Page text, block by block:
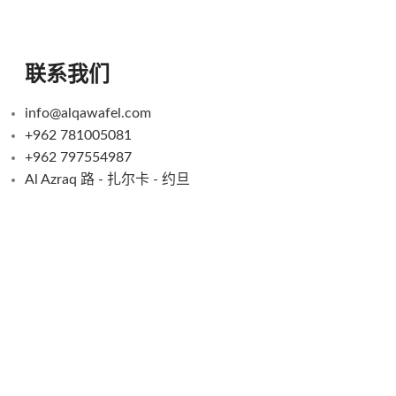
联系我们
info@alqawafel.com
+962 781005081
+962 797554987
Al Azraq 路 - 扎尔卡 - 约旦